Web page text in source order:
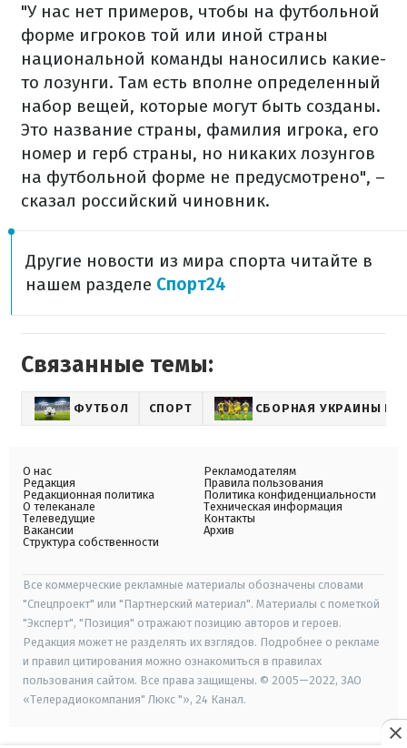
"У нас нет примеров, чтобы на футбольной
форме игроков той или иной страны
национальной команды наносились какие-
то лозунги. Там есть вполне определенный
набор вещей, которые могут быть созданы.
Это название страны, фамилия игрока, его
номер и герб страны, но никаких лозунгов
на футбольной форме не предусмотрено", –
сказал российский чиновник.
Другие новости из мира спорта читайте в
нашем разделе Спорт24
Связанные темы:
ФУТБОЛ СПОРТ СБОРНАЯ УКРАИНЫ
О нас
Редакция
Редакционная политика
О телеканале
Телеведущие
Вакансии
Структура собственности
Рекламодателям
Правила пользования
Политика конфиденциальности
Техническая информация
Контакты
Архив
Все коммерческие рекламные материалы обозначены словами
"Спецпроект" или "Партнерский материал". Материалы с пометкой
"Эксперт", "Позиция" отражают позицию авторов и героев.
Редакция может не разделять их взглядов. Подробнее о рекламе
и правил цитирования можно ознакомиться в правилах
пользования сайтом. Все права защищены. © 2005—2022, ЗАО
«Телерадиокомпания" Люкс "», 24 Канал.